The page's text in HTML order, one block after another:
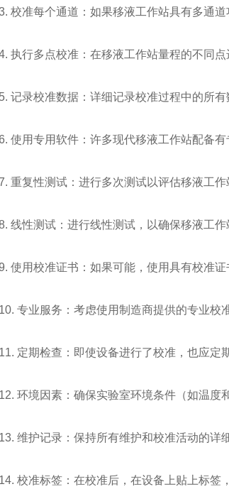
校准每个通道：如果移液工作站具有多通
执行多点校准：在移液工作站量程的不同
5. 记录校准数据：详细记录校准过程中的所
使用专用软件：许多现代移液工作站配备
重复性测试：进行多次测试以评估移液工
线性测试：进行线性测试，以确保移液工
使用校准证书：如果可能，使用具有校准证
10. 专业服务：考虑使用制造商提供的专业校
11. 定期检查：即使设备进行了校准，也应定
12. 环境因素：确保实验室环境条件（如温度
13. 维护记录：保持所有维护和校准活动的详
14. 校准标签：在校准后，在设备上贴上标签